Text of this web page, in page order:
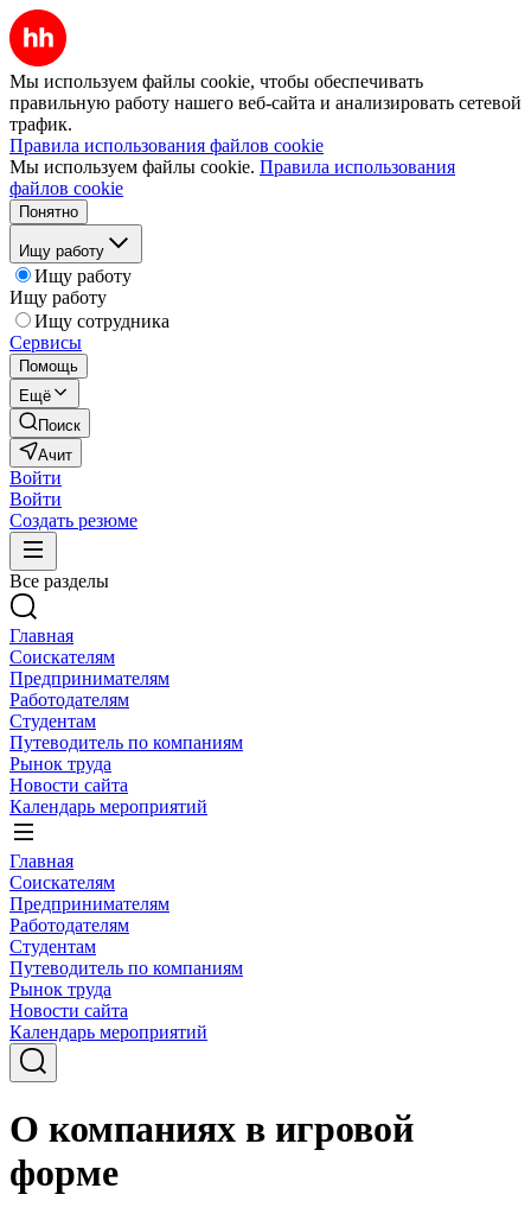
Мы используем файлы cookie, чтобы обеспечивать
правильную работу нашего веб-сайта и анализировать сетевой
трафик.
Правила использования файлов cookie
Мы используем файлы cookie. Правила использования
файлов cookie
Понятно
Ищу работу
Ищу работу
Ищу работу
Ищу сотрудника
Сервисы
Помощь
Ещё
Поиск
Ачит
Войти
Войти
Создать резюме
Все разделы
Главная
Соискателям
Предпринимателям
Работодателям
Студентам
Путеводитель по компаниям
Рынок труда
Новости сайта
Календарь мероприятий
Главная
Соискателям
Предпринимателям
Работодателям
Студентам
Путеводитель по компаниям
Рынок труда
Новости сайта
Календарь мероприятий
О компаниях в игровой
форме